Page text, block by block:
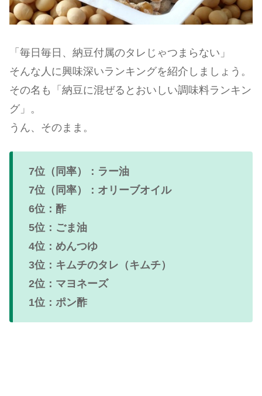
「毎日毎日、納豆付属のタレじゃつまらない」
そんな人に興味深いランキングを紹介しましょう。
その名も「納豆に混ぜるとおいしい調味料ランキン
グ」。
うん、そのまま。
7位（同率）：ラー油
7位（同率）：オリーブオイル
6位：酢
5位：ごま油
4位：めんつゆ
3位：キムチのタレ（キムチ）
2位：マヨネーズ
1位：ポン酢